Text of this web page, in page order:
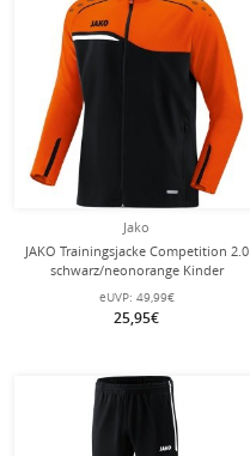
Jako
JAKO Trainingsjacke Competition 2.0
schwarz/neonorange Kinder
eUVP: 49,99€
25,95€